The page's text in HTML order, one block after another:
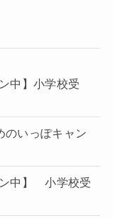
中】小学校受
のいっぽキャン
ン中】 小学校受